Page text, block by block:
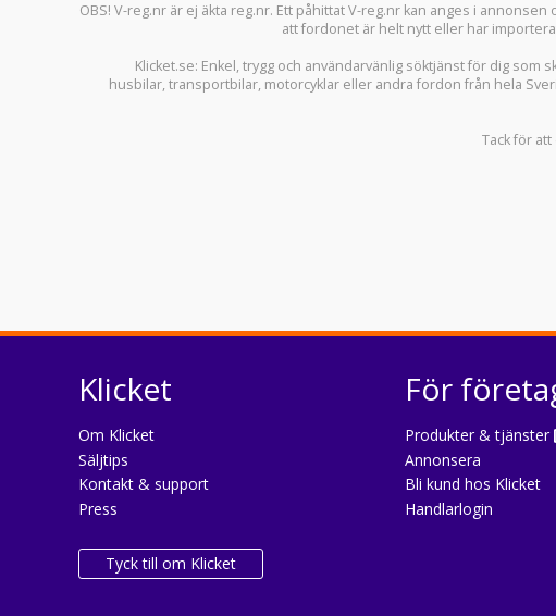
OBS! V-reg.nr är ej äkta reg.nr. Ett påhittat V-reg.nr kan anges i
att fordonet är helt nytt eller har
Klicket.se: Enkel, trygg och användarvänlig söktjänst för dig som
husbilar,transportbilar, motorcyklar eller andra fordon från hela
Tack för
Klicket
Om Klicket
Säljtips
Kontakt & support
Press
Tyck till om Klicket
För
Produkter & tjänster
Annonsera
Bli kund hos Klicket
Handlarlogin